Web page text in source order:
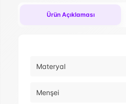
Ürün Açıklaması
Materyal
Menşei